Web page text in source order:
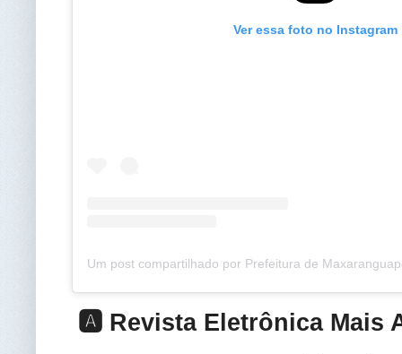
Ver essa foto no Instagram
🅰️ Revista Eletrônica Mais